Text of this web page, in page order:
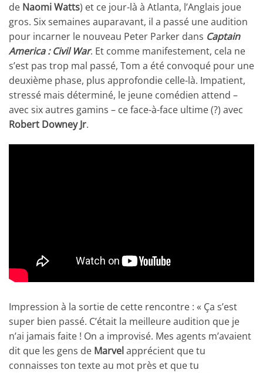
de Naomi Watts) et ce jour-là à Atlanta, l’Anglais joue
gros. Six semaines auparavant, il a passé une audition
pour incarner le nouveau Peter Parker dans Captain
America : Civil War. Et comme manifestement, cela ne
s’est pas trop mal passé, Tom a été convoqué pour une
deuxième phase, plus approfondie celle-là. Impatient,
stressé mais déterminé, le jeune comédien attend –
avec six autres gamins – ce face-à-face ultime (?) avec
Robert Downey Jr.
Impression à la sortie de cette rencontre : « Ça s’est
super bien passé. C’était la meilleure audition que je
n’ai jamais faite ! On a improvisé. Mes agents m’avaient
dit que les gens de Marvel apprécient que tu
connaisses ton texte au mot près et que tu